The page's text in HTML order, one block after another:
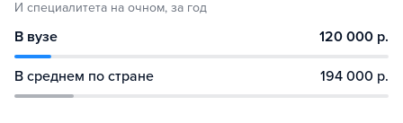
И специалитета на очном, за год
В вузе 120 000 р.
В среднем по стране 194 000 р.